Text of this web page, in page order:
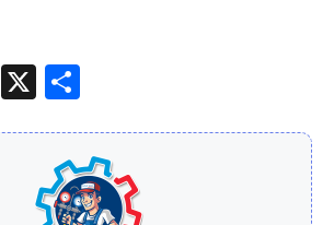
Li X
ar
e